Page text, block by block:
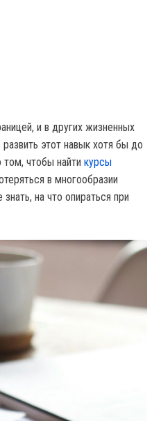
и в других жизненных
этот навык хотя бы до
чтобы найти курсы
в многообразии
на что опираться при